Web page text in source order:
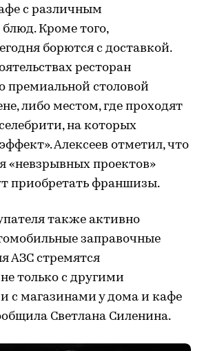
с различным
Кроме того,
борются с доставкой.
ресторан
премиальной столовой
либо местом, где проходят
на которых
Алексеев отметил, что
«невзрывных проектов»
приобретать франшизы.
также активно
заправочные
АЗС стремятся
только с другими
с магазинами у дома и кафе
Светлана Силенина.